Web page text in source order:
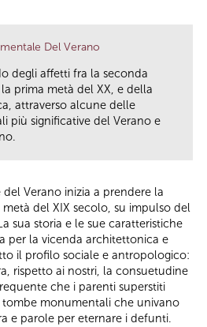
Del Verano
degli affetti fra la seconda
prima metà del XX, e della
attraverso alcune delle
più significative del Verano e
Verano inizia a prendere la
del XIX secolo, su impulso del
sua storia e le sue caratteristiche
per la vicenda architettonica e
il profilo sociale e antropologico:
rispetto ai nostri, la consuetudine
che i parenti superstiti
tombe monumentali che univano
e parole per eternare i defunti.